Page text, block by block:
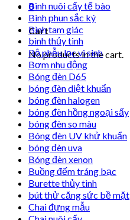
0
Cart
No products in the cart.
Bình nuôi cấy tế bào
Bình phun sắc ký
Bình tam giác
bình thủy tinh
Bộ phễu lọc vi sinh
Bơm nhu động
Bóng đèn D65
bóng đèn diệt khuẩn
bóng đèn halogen
bóng đèn hồng ngoại sấy
bóng đèn so màu
Bóng đèn UV khử khuẩn
bóng đèn uva
Bóng đèn xenon
Buồng đếm tráng bạc
Burette thủy tinh
bút thử căng sức bề mặt
Chai đựng mẫu